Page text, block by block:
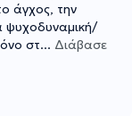
άγχος, την
ψυχοδυναμική/
στ... Διάβασε